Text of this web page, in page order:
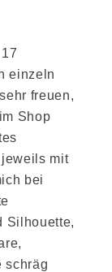
einzeln
freuen,
Shop
jeweils mit
bei
Silhouette,
schräg